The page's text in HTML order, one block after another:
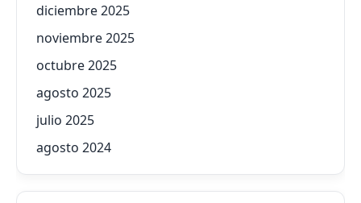
diciembre 2025
noviembre 2025
octubre 2025
agosto 2025
julio 2025
agosto 2024